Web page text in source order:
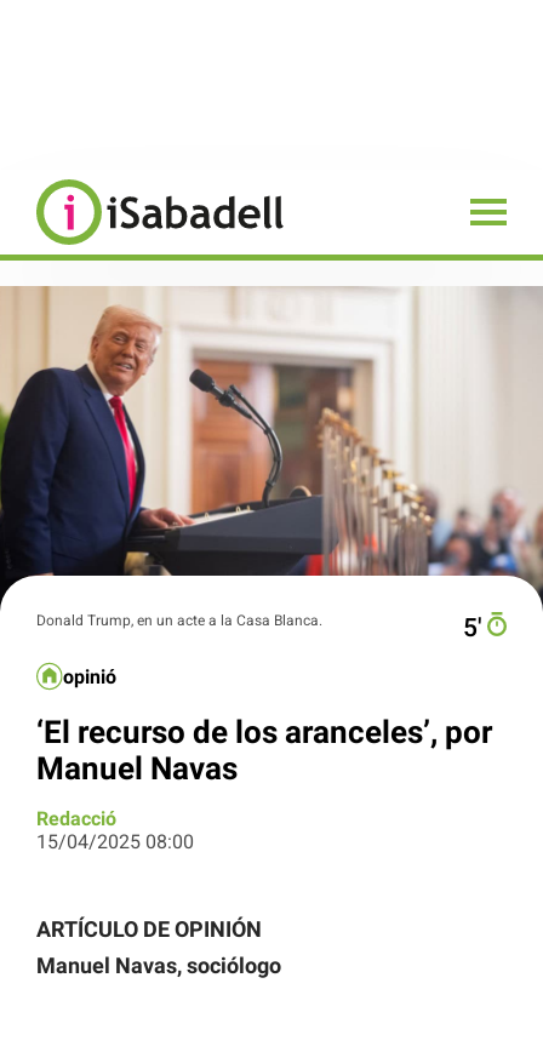
Donald Trump, en un acte a la Casa Blanca. 5′
opinió
‘El recurso de los aranceles’, por
Manuel Navas
Redacció
15/04/2025 08:00
ARTÍCULO DE OPINIÓN
Manuel Navas, sociólogo